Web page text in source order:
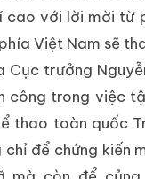
cao với lời mời từ
Việt Nam sẽ
Cục trưởng
công trong việc
thao toàn quốc
chỉ để chứng kiến